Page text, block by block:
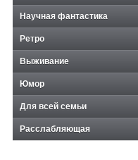
Научная фантастика
Ретро
Выживание
Юмор
Для всей семьи
Расслабляющая